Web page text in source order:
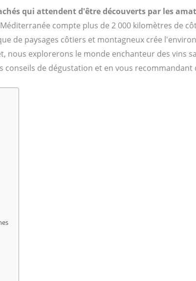
qui attendent d'être découverts par les
compte plus de 2 000 kilomètres de
de paysages côtiers et montagneux crée
nous explorerons le monde enchanteur des vins
de dégustation et en vous recommandant